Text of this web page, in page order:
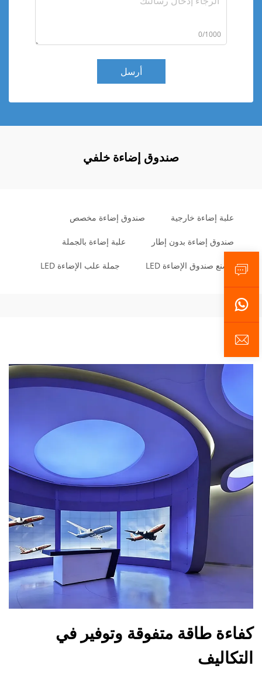
0/1000
أرسل
صندوق إضاءة خلفي
علبة إضاءة خارجية صندوق إضاءة مخصص
صندوق إضاءة بدون إطار علبة إضاءة بالجملة
مصنع صندوق الإضاءة LED جملة علب الإضاءة LED
كفاءة طاقة متفوقة وتوفير في
التكاليف